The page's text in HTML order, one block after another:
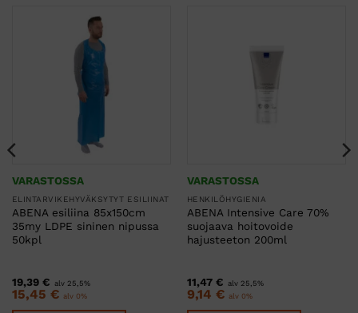
VARASTOSSA
ELINTARVIKEHYVÄKSYTYT ESILIINAT
ABENA esiliina 85x150cm
35my LDPE sininen nipussa
50kpl
19,39 € alv 25,5%
15,45 € alv 0%
VARASTOSSA
HENKILÖHYGIENIA
ABENA Intensive Care 70%
suojaava hoitovoide
hajusteeton 200ml
11,47 € alv 25,5%
9,14 € alv 0%